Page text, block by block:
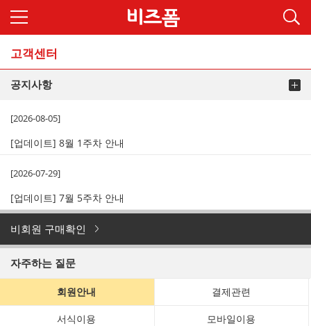
고객센터
공지사항
[2026-08-05]
[업데이트] 8월 1주차 안내
[2026-07-29]
[업데이트] 7월 5주차 안내
비회원 구매확인
자주하는 질문
회원안내 결제관련
서식이용 모바일이용